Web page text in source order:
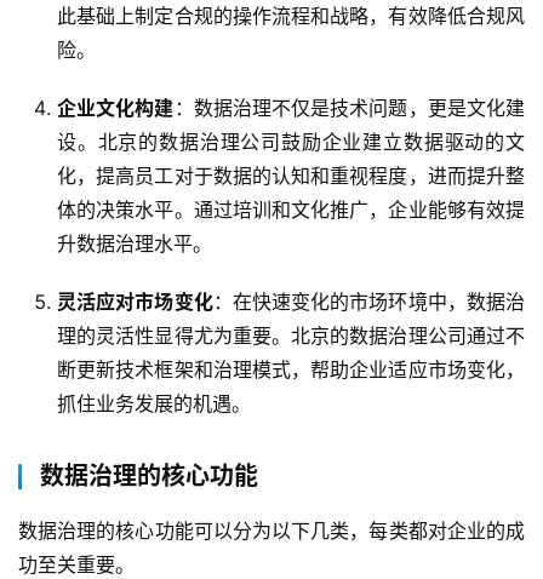
此基础上制定合规的操作流程和战略，有效降低合规风
险。
企业文化构建 ：数据治理不仅是技术问题，更是文化建
设。北京的数据治理公司鼓励企业建立数据驱动的文
化，提高员工对于数据的认知和重视程度，进而提升整
体的决策水平。通过培训和文化推广，企业能够有效提
升数据治理水平。
灵活应对市场变化：在快速变化的市场环境中，数据治
理的灵活性显得尤为重要。北京的数据治理公司通过不
断更新技术框架和治理模式，帮助企业适应市场变化，
抓住业务发展的机遇。
数据治理的核心功能
数据治理的核心功能可以分为以下几类，每类都对企业的成
功至关重要。